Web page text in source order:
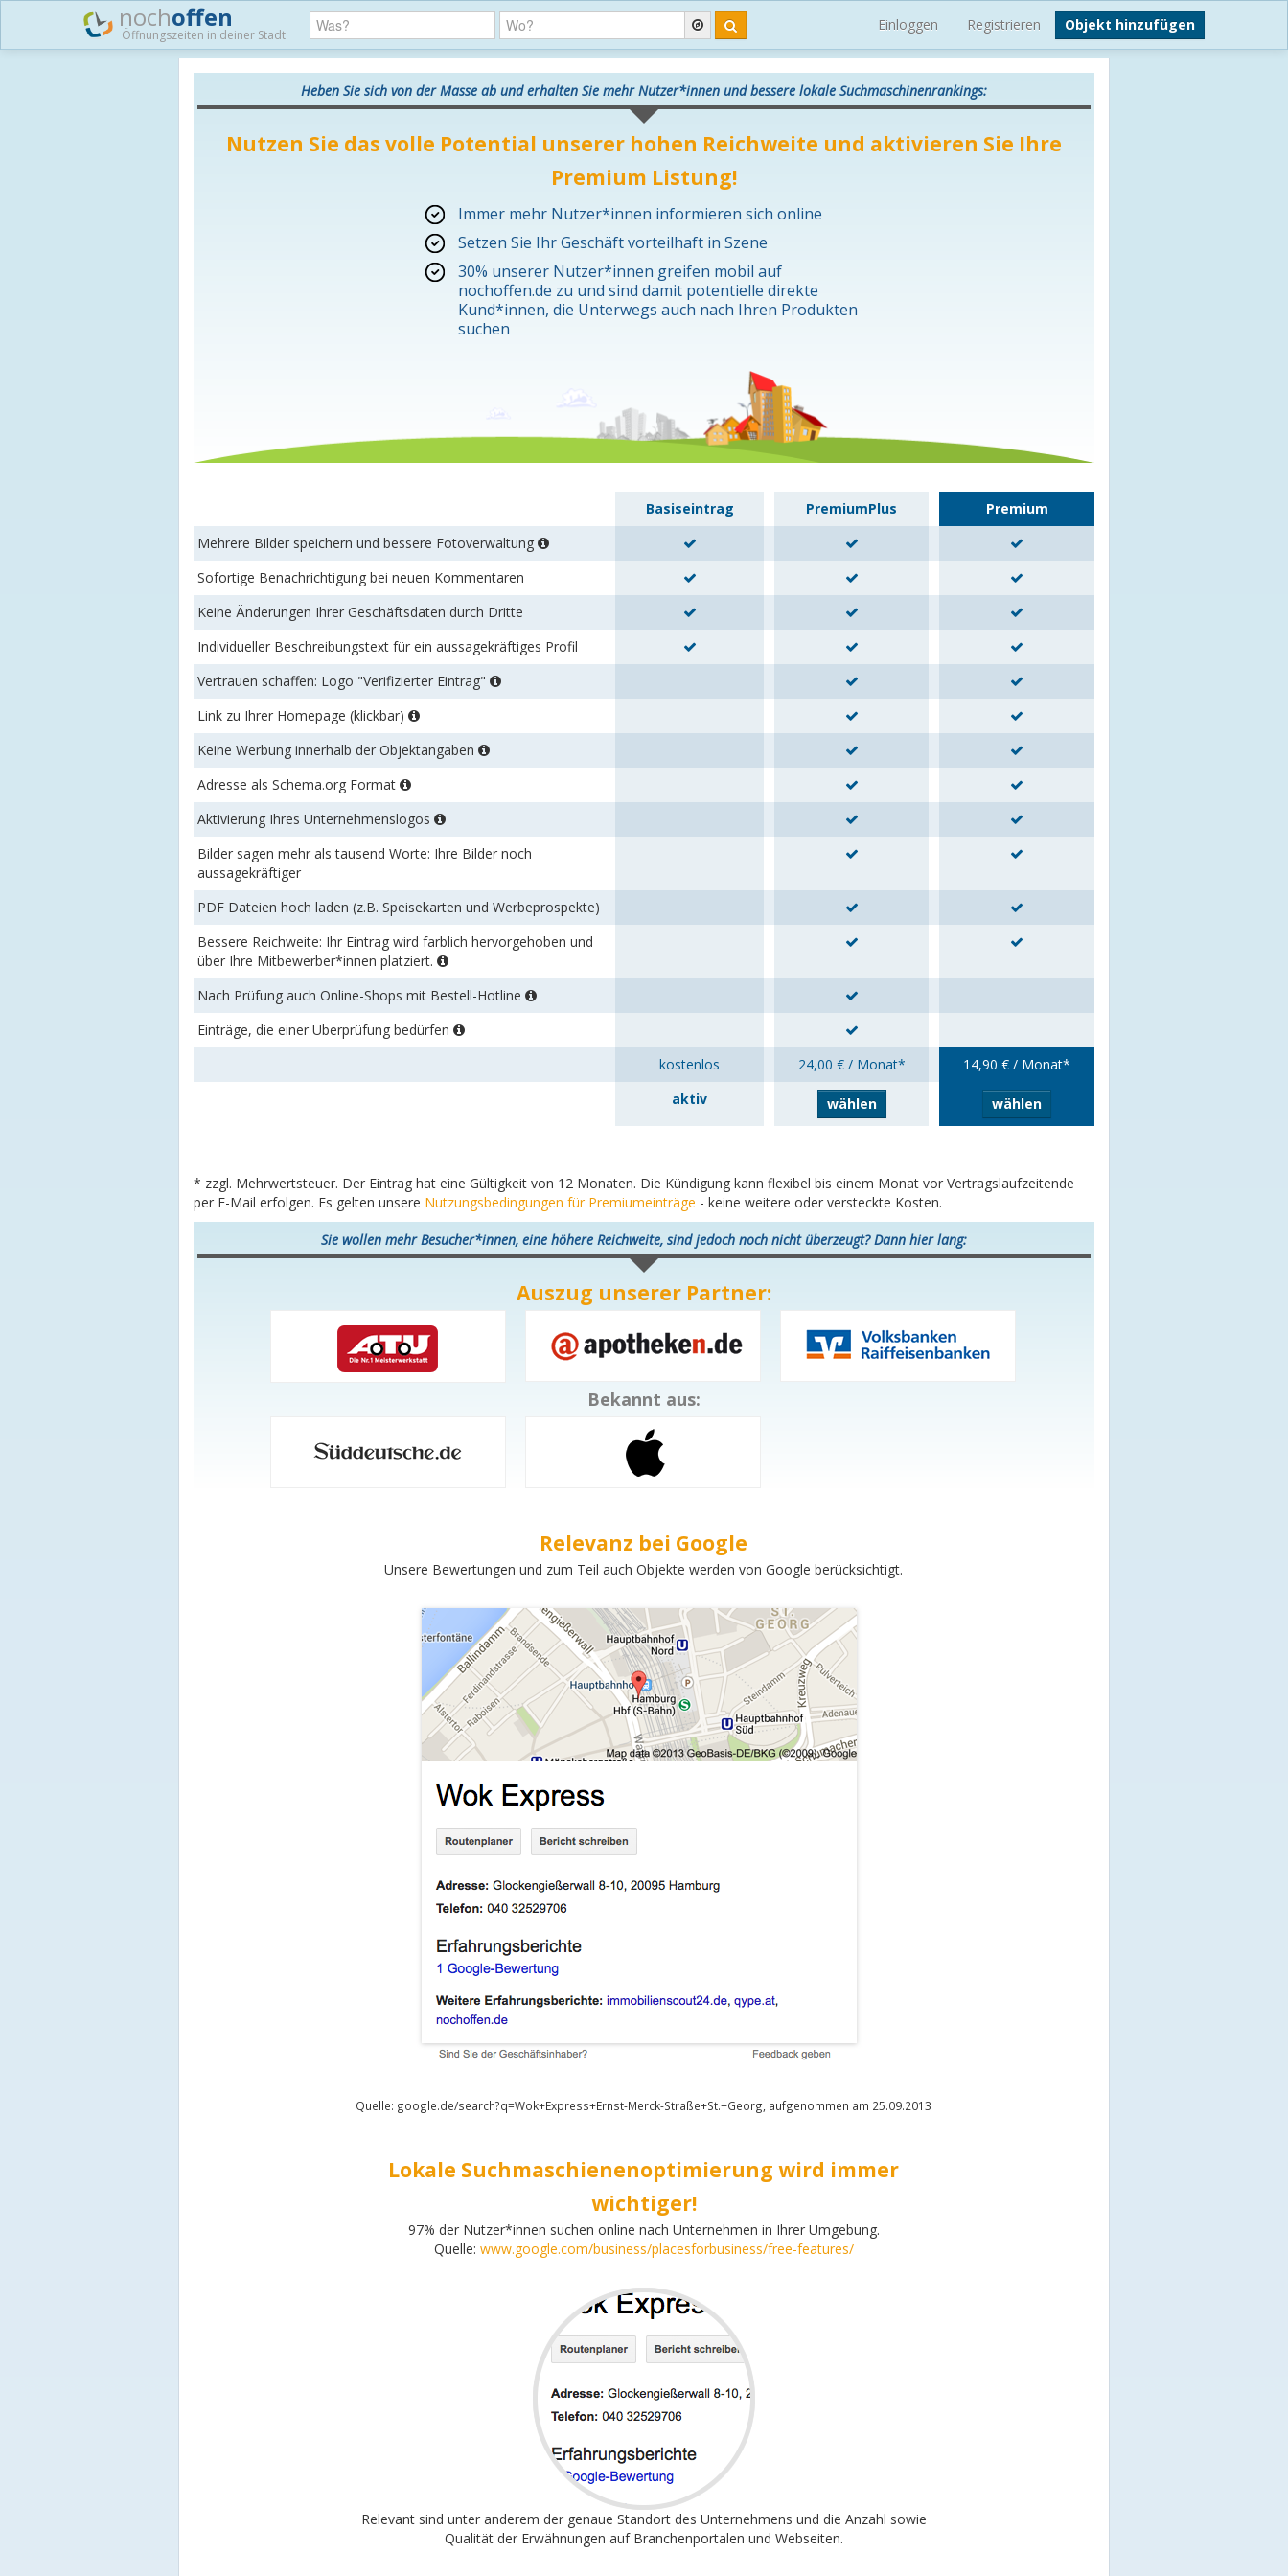
nochoffen
Öffnungszeiten in deiner Stadt
Einloggen Registrieren Objekt hinzufügen
Heben Sie sich von der Masse ab und erhalten Sie mehr Nutzer*innen und bessere lokale Suchmaschinenrankings:
Nutzen Sie das volle Potential unserer hohen Reichweite und aktivieren Sie Ihre
Premium Listung!
Immer mehr Nutzer*innen informieren sich online
Setzen Sie Ihr Geschäft vorteilhaft in Szene
30% unserer Nutzer*innen greifen mobil auf
nochoffen.de zu und sind damit potentielle direkte
Kund*innen, die Unterwegs auch nach Ihren Produkten
suchen
Basiseintrag PremiumPlus
Premium
Mehrere Bilder speichern und bessere Fotoverwaltung
Sofortige Benachrichtigung bei neuen Kommentaren
Keine Änderungen Ihrer Geschäftsdaten durch Dritte
Individueller Beschreibungstext für ein aussagekräftiges Profil
Vertrauen schaffen: Logo "Verifizierter Eintrag"
Link zu Ihrer Homepage (klickbar)
Keine Werbung innerhalb der Objektangaben
Adresse als Schema.org Format
Aktivierung Ihres Unternehmenslogos
Bilder sagen mehr als tausend Worte: Ihre Bilder noch
aussagekräftiger
PDF Dateien hoch laden (z.B. Speisekarten und Werbeprospekte)
Bessere Reichweite: Ihr Eintrag wird farblich hervorgehoben und
über Ihre Mitbewerber*innen platziert.
Nach Prüfung auch Online-Shops mit Bestell-Hotline
Einträge, die einer Überprüfung bedürfen
kostenlos
24,00 € / Monat*
14,90 € / Monat*
aktiv
wählen wählen
* zzgl. Mehrwertsteuer. Der Eintrag hat eine Gültigkeit von 12 Monaten. Die Kündigung kann flexibel bis einem Monat vor Vertragslaufzeitende
per E-Mail erfolgen. Es gelten unsere Nutzungsbedingungen für Premiumeinträge - keine weitere oder versteckte Kosten.
Sie wollen mehr Besucher*innen, eine höhere Reichweite, sind jedoch noch nicht überzeugt? Dann hier lang:
Auszug unserer Partner:
Bekannt aus:
Relevanz bei Google
Unsere Bewertungen und zum Teil auch Objekte werden von Google berücksichtigt.
Quelle: google.de/search?q=Wok+Express+Ernst-Merck-Straße+St.+Georg, aufgenommen am 25.09.2013
Lokale Suchmaschienenoptimierung wird immer
wichtiger!
97% der Nutzer*innen suchen online nach Unternehmen in Ihrer Umgebung.
Quelle: www.google.com/business/placesforbusiness/free-features/
Relevant sind unter anderem der genaue Standort des Unternehmens und die Anzahl sowie
Qualität der Erwähnungen auf Branchenportalen und Webseiten.